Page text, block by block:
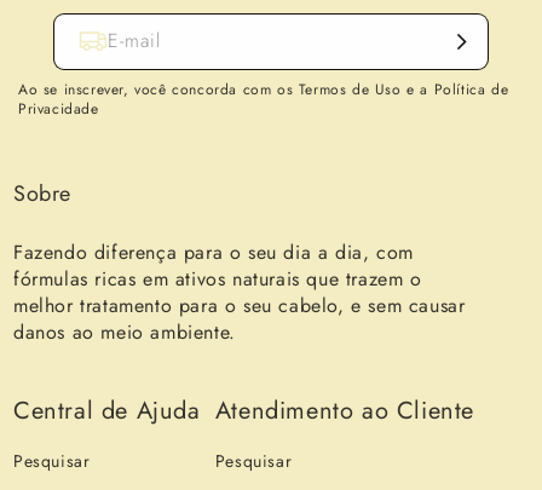
E-mail
Ao se inscrever, você concorda com os Termos de Uso e a Política de
Privacidade
Sobre
Fazendo diferença para o seu dia a dia, com
fórmulas ricas em ativos naturais que trazem o
melhor tratamento para o seu cabelo, e sem causar
danos ao meio ambiente.
Central de Ajuda
Pesquisar
Atendimento ao Cliente
Pesquisar